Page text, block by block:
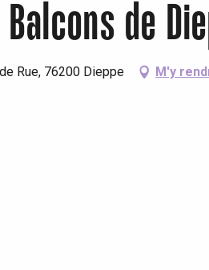
Balcons de
Rue, 76200 Dieppe M'y